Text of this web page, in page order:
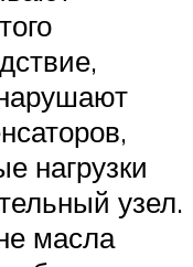
нагрузки
узел.
масла